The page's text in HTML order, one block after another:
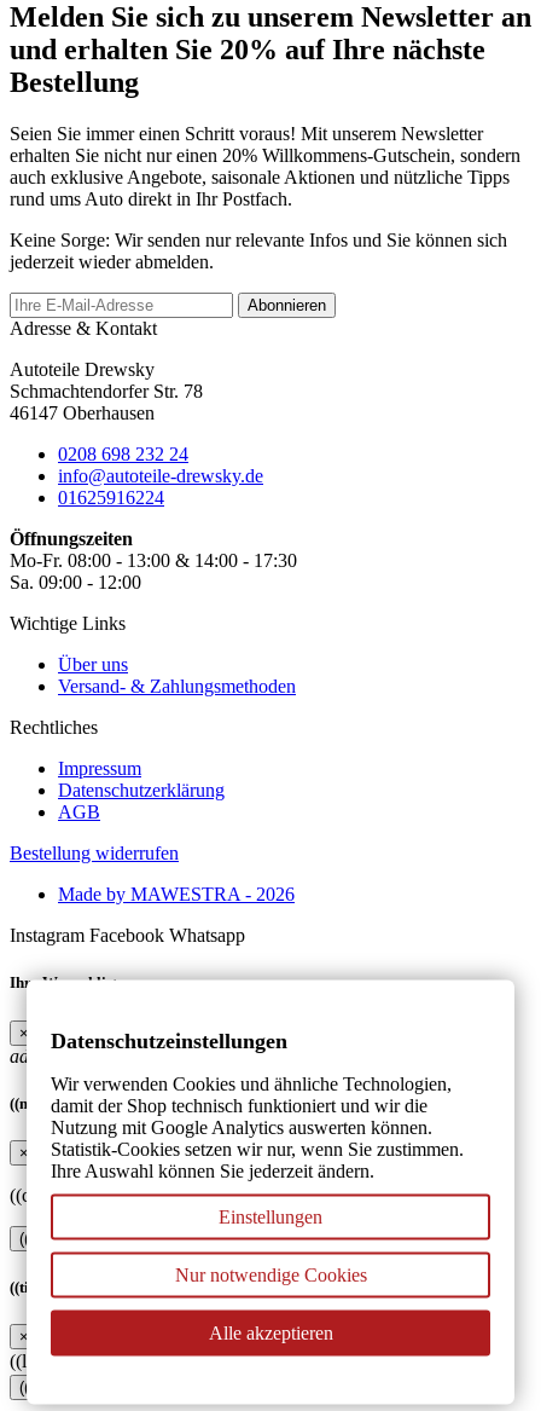
Melden Sie sich zu unserem Newsletter an
und erhalten Sie 20% auf Ihre nächste
Bestellung
Seien Sie immer einen Schritt voraus! Mit unserem Newsletter
erhalten Sie nicht nur einen 20% Willkommens-Gutschein, sondern
auch exklusive Angebote, saisonale Aktionen und nützliche Tipps
rund ums Auto direkt in Ihr Postfach.
Keine Sorge: Wir senden nur relevante Infos und Sie können sich
jederzeit wieder abmelden.
Abonnieren
Adresse & Kontakt
Autoteile Drewsky
Schmachtendorfer Str. 78
46147 Oberhausen
0208 698 232 24
info@autoteile-drewsky.de
01625916224
Öffnungszeiten
Mo-Fr. 08:00 - 13:00 & 14:00 - 17:30
Sa. 09:00 - 12:00
Wichtige Links
Über uns
Versand- & Zahlungsmethoden
Rechtliches
Impressum
Datenschutzerklärung
AGB
Bestellung widerrufen
Made by MAWESTRA - 2026
Instagram Facebook Whatsapp
Ihre Wunschlisten
×
add_circle_outline Neue Liste anlegen
((modalTitle))
×
((confirmMessage))
((cancelText)) ((modalDeleteText))
((title))
×
((label))
((cancelText))
Datenschutzeinstellungen
Wir verwenden Cookies und ähnliche Technologien,
damit der Shop technisch funktioniert und wir die
Nutzung mit Google Analytics auswerten können.
Statistik-Cookies setzen wir nur, wenn Sie zustimmen.
Ihre Auswahl können Sie jederzeit ändern.
Einstellungen
Nur notwendige Cookies
Alle akzeptieren